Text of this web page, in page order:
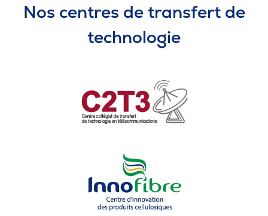
Nos centres de transfert de
technologie